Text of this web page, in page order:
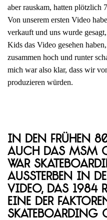
aber rauskam, hatten plötzlich
Von unserem ersten Video
verkauft und uns wurde
Kids das Video gesehen
zusammen hoch und runter
mich war also klar, dass wir
produzieren würden.
In den frühen
auch das MSM
war
Aussterben in
Video, das 1984
eine der
Skateboarding